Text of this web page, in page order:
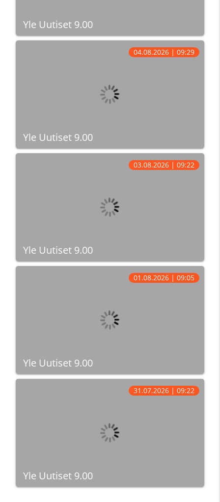
Yle Uutiset 9.00
Yle Uutiset 9.00
04.08.2026 | 09:29
Yle Uutiset 9.00
03.08.2026 | 09:22
Yle Uutiset 9.00
01.08.2026 | 09:05
Yle Uutiset 9.00
31.07.2026 | 09:22